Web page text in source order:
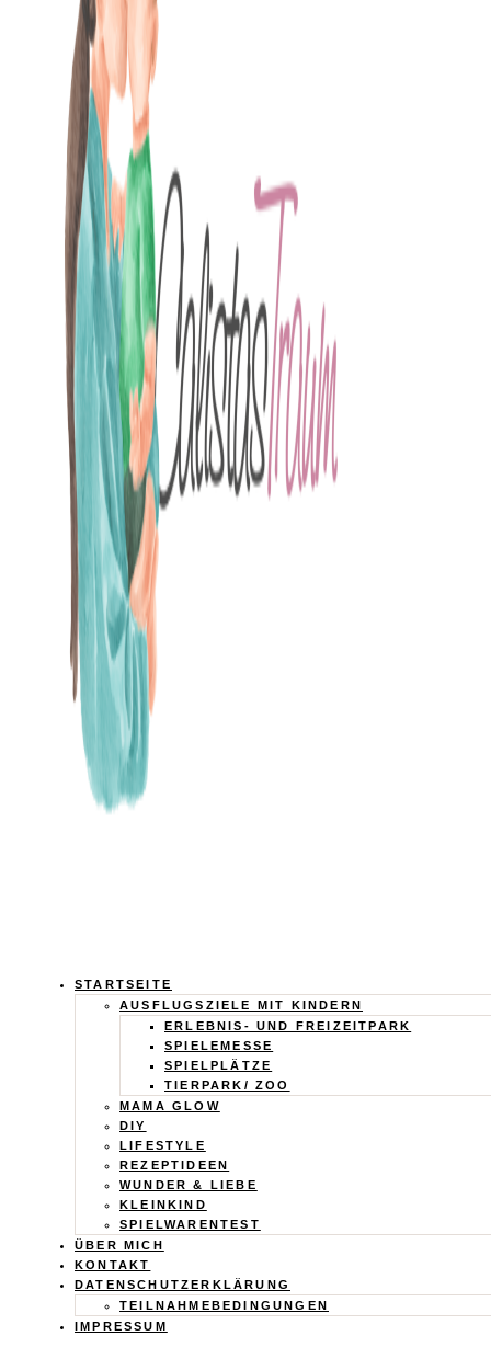
Calistas
Traum
STARTSEITE
AUSFLUGSZIELE MIT KINDERN
ERLEBNIS- UND FREIZEITPARK
SPIELEMESSE
SPIELPLÄTZE
TIERPARK/ ZOO
MAMA GLOW
DIY
LIFESTYLE
REZEPTIDEEN
WUNDER & LIEBE
KLEINKIND
SPIELWARENTEST
ÜBER MICH
KONTAKT
DATENSCHUTZERKLÄRUNG
TEILNAHMEBEDINGUNGEN
IMPRESSUM